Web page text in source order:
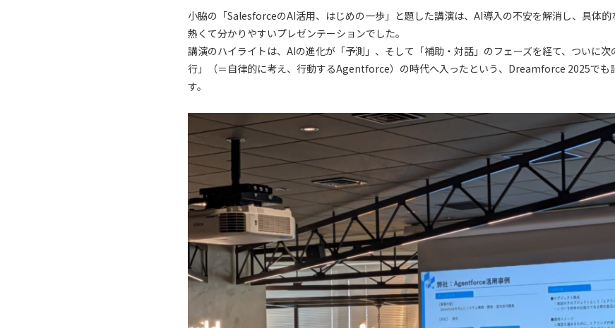
小脇の「SalesforceのAI活用、はじめの一歩」と題した講演は、AI導入の不安を解消し、具体的
熱くて分かりやすいプレゼンテーションでした。
講演のハイライトは、AIの進化が「予測」、そして「補助・対話」のフェーズを経て、ついに
行」（＝自律的に考え、行動するAgentforce）の時代へ入ったという、Dreamforce 2025でも
す。